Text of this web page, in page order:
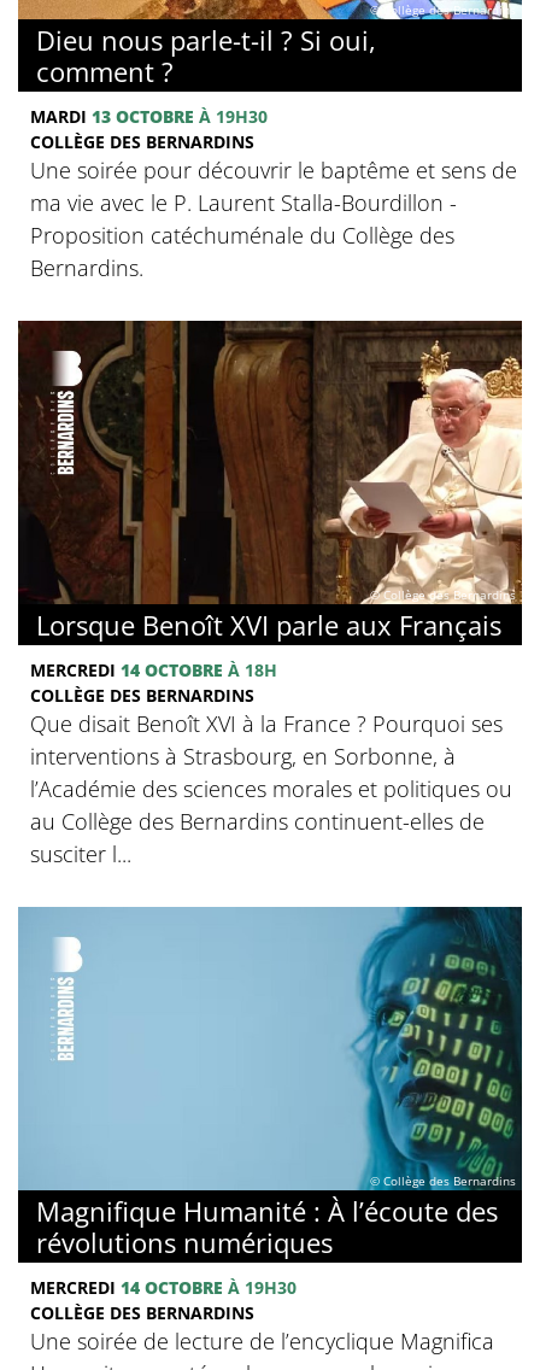
© Collège des Bernardins
Dieu nous parle-t-il ? Si oui,
comment ?
MARDI 13 OCTOBRE À 19H30
COLLÈGE DES BERNARDINS
Une soirée pour découvrir le baptême et sens de
ma vie avec le P. Laurent Stalla-Bourdillon -
Proposition catéchuménale du Collège des
Bernardins.
© Collège des Bernardins
Lorsque Benoît XVI parle aux Français
MERCREDI 14 OCTOBRE À 18H
COLLÈGE DES BERNARDINS
Que disait Benoît XVI à la France ? Pourquoi ses
interventions à Strasbourg, en Sorbonne, à
l’Académie des sciences morales et politiques ou
au Collège des Bernardins continuent-elles de
susciter l...
© Collège des Bernardins
Magnifique Humanité : À l’écoute des
révolutions numériques
MERCREDI 14 OCTOBRE À 19H30
COLLÈGE DES BERNARDINS
Une soirée de lecture de l’encyclique Magnifica